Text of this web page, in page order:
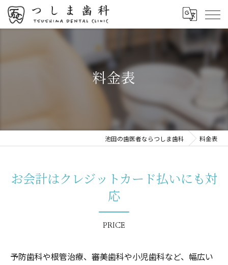
料金表
池田の歯医者ならつしま歯科 料金表
お会計はクレジットカード払いにも対
応
PRICE
予防歯科や根管治療、審美歯科や小児歯科など、幅広い